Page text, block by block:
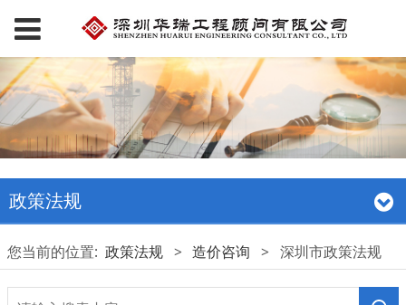
政策法规
您当前的位置: 政策法规 > 造价咨询 > 深圳市政策法规